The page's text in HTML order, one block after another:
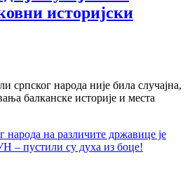
историјски
српског народа није била случајна,
балканске историје и места